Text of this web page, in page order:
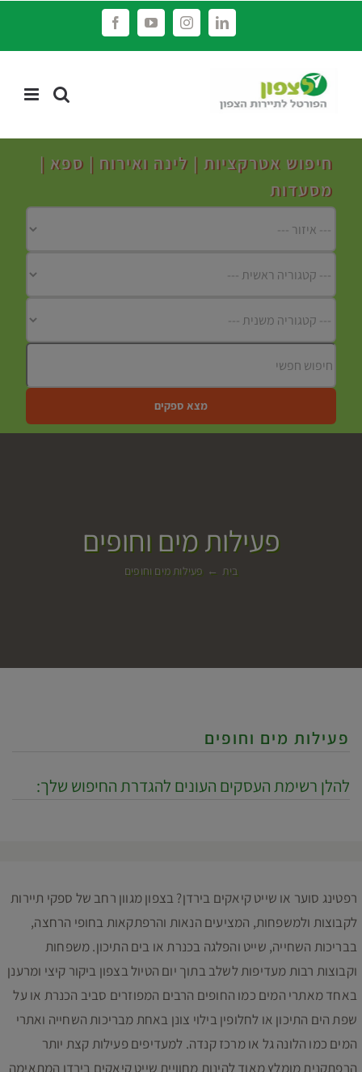
LinkedIn
Instagram
YouTube
Facebook
חיפוש אטרקציות | לינה ואירוח | ספא |
מסעדות
מצא ספקים
פעילות מים וחופים
בית פעילות מים וחופים
פעילות מים וחופים
להלן רשימת העסקים העונים להגדרת החיפוש שלך:
רפטינג סוער או שייט קיאקים בירדן? בצפון מגוון רחב של ספקי תיירות
לקבוצות ולמשפחות, המציעים הנאות והרפתקאות בחופי הרחצה,
בבריכות השחייה, שייט והפלגה בכנרת או בים התיכון. משפחות
וקבוצות רבות מעדיפות לשלב בתוך יום הטיול בצפון ביקור קיצי ומרענן
באחד מאתרי המים כמו החופים הרבים המפוזרים סביב הכנרת או על
שפת הים התיכון או לחלופין בילוי צונן באחת מבריכות השחייה ואתרי
המים כמו הלונה גל או מרכז קנדה. למעדיפים פעילות קצת יותר
הרפתקנית מומלץ מאוד להינות מחוויית שייט קיאקים בירדן המתאימה